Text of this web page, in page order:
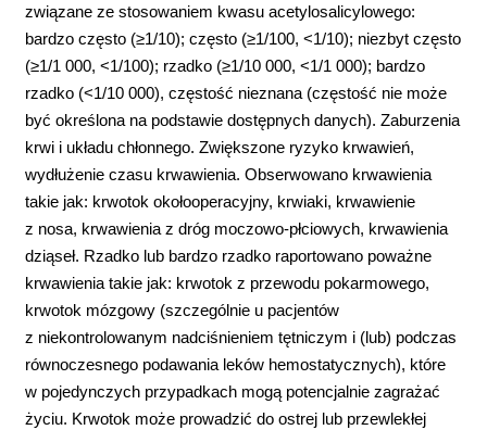
związane ze stosowaniem kwasu acetylosalicylowego:
bardzo często (≥1/10); często (≥1/100, <1/10); niezbyt często
(≥1/1 000, <1/100); rzadko (≥1/10 000, <1/1 000); bardzo
rzadko (<1/10 000), częstość nieznana (częstość nie może
być określona na podstawie dostępnych danych). Zaburzenia
krwi i układu chłonnego. Zwiększone ryzyko krwawień,
wydłużenie czasu krwawienia. Obserwowano krwawienia
takie jak: krwotok okołooperacyjny, krwiaki, krwawienie
z nosa, krwawienia z dróg moczowo-płciowych, krwawienia
dziąseł. Rzadko lub bardzo rzadko raportowano poważne
krwawienia takie jak: krwotok z przewodu pokarmowego,
krwotok mózgowy (szczególnie u pacjentów
z niekontrolowanym nadciśnieniem tętniczym i (lub) podczas
równoczesnego podawania leków hemostatycznych), które
w pojedynczych przypadkach mogą potencjalnie zagrażać
życiu. Krwotok może prowadzić do ostrej lub przewlekłej